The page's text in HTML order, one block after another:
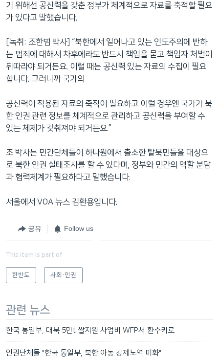
기 위해선 공신력을 갖춘 정부가 체계적으로 자료를 축적할 필요
가 있다고 말했습니다.
[녹취: 조한범 박사] “북한에서 일어나고 있는 인도주의에 반하
는 범죄에 대해서 차후에라도 반드시 책임을 묻고 책임자 처벌이
뒤따라야 되거든요. 이럴 때는 공신력 있는 자료의 수집이 필요
합니다. 그러니까 국가의
공신력이 적용된 자료의 축적이 필요하고 이럴 경우엔 국가가 북
한 인권 관련 정보를 체계적으로 관리하고 공신력을 부여할 수
있는 체제가 갖춰져야 되거든요.”
조 박사는 민간단체들이 하나원에서 출소한 탈북민들을 대상으
로 북한 인권 실태조사를 할 수 있다며, 정부와 민간의 역할 분담
과 협력체계가 필요하다고 말했습니다.
서울에서 VOA 뉴스 김환용입니다.
공유 Follow us
This item is part of
한반도 사회·인권
관련 뉴스
한국 통일부, 대북 5만t 쌀지원 사업비 WFP서 환수키로
인권단체들 "한국 통일부, 북한 아동 강제노역 미화"